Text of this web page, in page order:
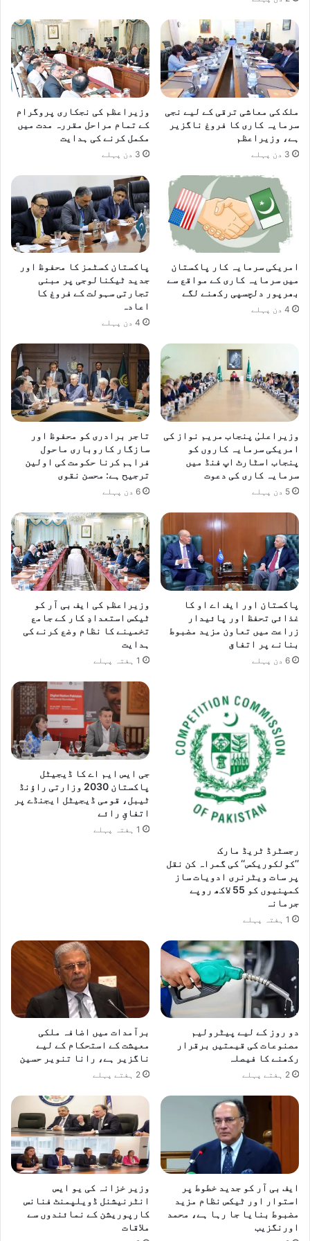
ط
ب
ن
ن
ے
ک
ی
ل
ک
ے
م
ت
ر
ف
ملک کی معاشی ترقی کے لیے نجی
سرمایہ کاری کا فروغ ناگزیر
ہے، وزیراعظم
3 دن پہلے
وزیراعظم کی نجکاری پروگرام
کے تمام مراحل مقررہ مدت میں
مکمل کرنے کی ہدایت
3 دن پہلے
امریکی سرمایہ کار پاکستان
میں سرمایہ کاری کے مواقع سے
بھرپور دلچسپی رکھنے لگے
4 دن پہلے
پاکستان کسٹمز کا محفوظ اور
جدید ٹیکنالوجی پر مبنی
تجارتی سہولت کے فروغ کا
اعادہ
4 دن پہلے
وزیراعلیٰ پنجاب مریم نواز کی
امریکی سرمایہ کاروں کو
پنجاب اسٹارٹ اپ فنڈ میں
سرمایہ کاری کی دعوت
5 دن پہلے
تاجر برادری کو محفوظ اور
سازگار کاروباری ماحول
فراہم کرنا حکومت کی اولین
ترجیح ہے: محسن نقوی
6 دن پہلے
پاکستان اور ایف اے او کا
غذائی تحفظ اور پائیدار
زراعت میں تعاون مزید مضبوط
بنانے پر اتفاق
6 دن پہلے
وزیراعظم کی ایف بی آر کو
ٹیکس استعدادِ کار کے جامع
تخمینے کا نظام وضع کرنے کی
ہدایت
1 ہفتہ پہلے
رجسٹرڈ ٹریڈ مارک
’’کولکوریکس‘‘ کی گمراہ کن نقل
پر سات ویٹرنری ادویات ساز
کمپنیوں کو 55 لاکھ روپے
جرمانہ
1 ہفتہ پہلے
جی ایس ایم اے کا ڈیجیٹل
پاکستان 2030 وزارتی راؤنڈ
ٹیبل، قومی ڈیجیٹل ایجنڈے پر
اتفاقِ رائے
1 ہفتہ پہلے
دو روز کے لیے پیٹرولیم
مصنوعات کی قیمتیں برقرار
رکھنے کا فیصلہ
2 ہفتے پہلے
برآمدات میں اضافہ ملکی
معیشت کے استحکام کے لیے
ناگزیر ہے، رانا تنویر حسین
2 ہفتے پہلے
ایف بی آر کو جدید خطوط پر
استوار اور ٹیکس نظام مزید
مضبوط بنایا جا رہا ہے، محمد
اورنگزیب
وزیر خزانہ کی یو ایس
انٹرنیشنل ڈویلپمنٹ فنانس
کارپوریشن کے نمائندوں سے
ملاقات